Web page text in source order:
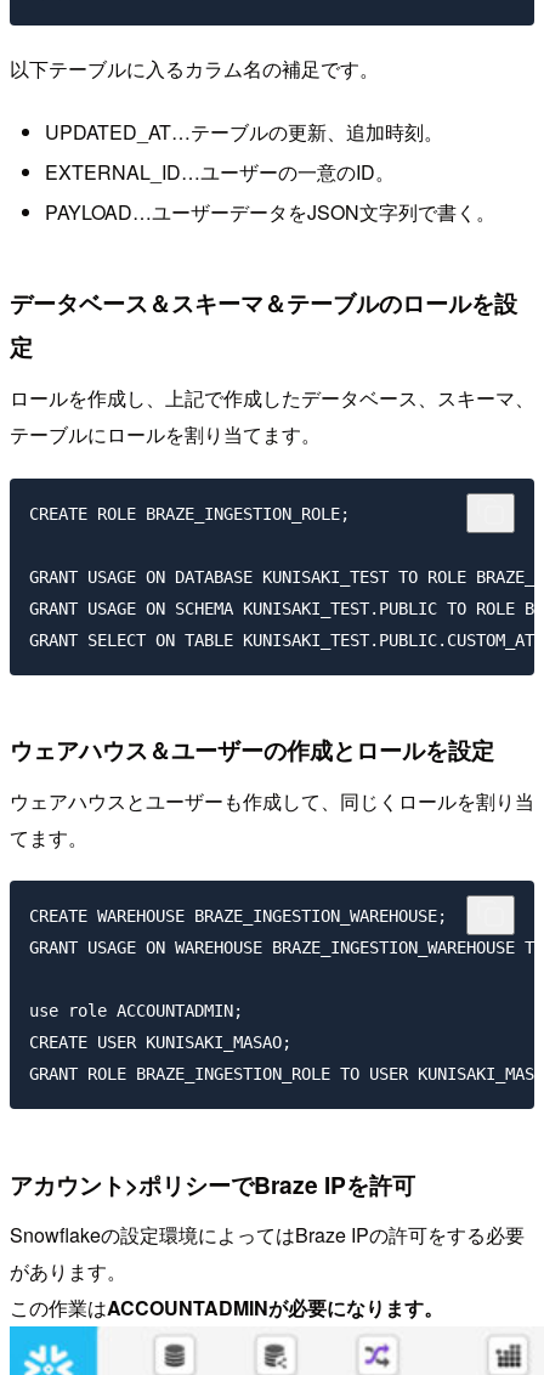
以下テーブルに入るカラム名の補足です。
UPDATED_AT…テーブルの更新、追加時刻。
EXTERNAL_ID…ユーザーの一意のID。
PAYLOAD…ユーザーデータをJSON文字列で書く。
データベース＆スキーマ＆テーブルのロールを設
定
ロールを作成し、上記で作成したデータベース、スキーマ、
テーブルにロールを割り当てます。
CREATE ROLE BRAZE_INGESTION_ROLE;
GRANT USAGE ON DATABASE KUNISAKI_TEST TO ROLE
GRANT USAGE ON SCHEMA KUNISAKI_TEST.PUBLIC TO ROLE
ウェアハウス＆ユーザーの作成とロールを設定
ウェアハウスとユーザーも作成して、同じくロールを割り当
てます。
CREATE WAREHOUSE BRAZE_INGESTION_WAREHOUSE;
GRANT USAGE ON WAREHOUSE BRAZE_INGESTION_WAREHOUSE
use role ACCOUNTADMIN;
CREATE USER KUNISAKI_MASAO;
アカウント>ポリシーでBraze IPを許可
Snowflakeの設定環境によってはBraze IPの許可をする必要
があります。
この作業はACCOUNTADMINが必要になります。